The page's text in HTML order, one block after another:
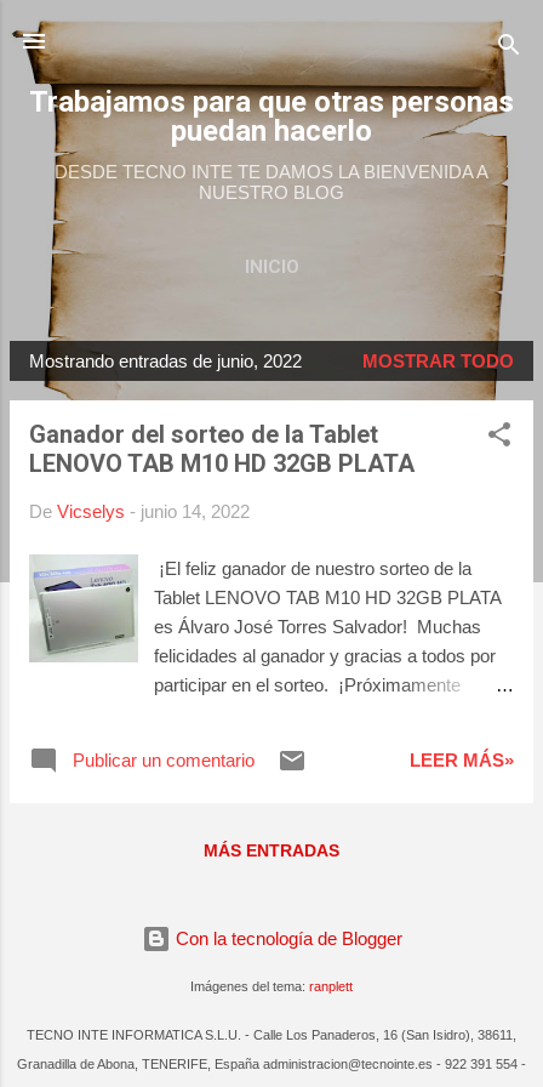
Trabajamos para que otras personas
puedan hacerlo
DESDE TECNO INTE TE DAMOS LA BIENVENIDA A
NUESTRO BLOG
INICIO
E
n
Mostrando entradas de junio, 2022 MOSTRAR TODO
Ganador del sorteo de la Tablet
LENOVO TAB M10 HD 32GB PLATA
De Vicselys - junio 14, 2022
¡El feliz ganador de nuestro sorteo de la
Tablet LENOVO TAB M10 HD 32GB PLATA
es Álvaro José Torres Salvador! Muchas
felicidades al ganador y gracias a todos por
participar en el sorteo. ¡Próximamente
Publicar un comentario
LEER MÁS»
MÁS ENTRADAS
Con la tecnología de Blogger
Imágenes del tema: ranplett
TECNO INTE INFORMATICA S.L.U. - Calle Los Panaderos, 16 (San Isidro), 38611,
Granadilla de Abona, TENERIFE, España administracion@tecnointe.es - 922 391 554 -